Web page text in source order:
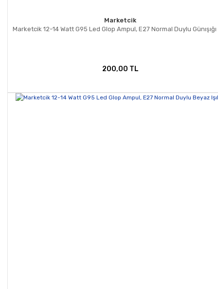
Marketcik
Marketcik 12-14 Watt G95 Led Glop Ampul, E27 Normal Duylu Günışığı
200,00 TL